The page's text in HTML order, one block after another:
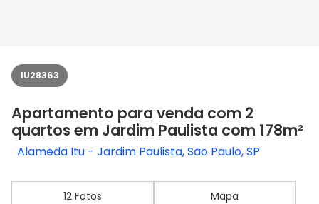
IU28363
Apartamento para venda com 2
quartos em Jardim Paulista com 178m²
Alameda Itu - Jardim Paulista, São Paulo, SP
12 Fotos Mapa